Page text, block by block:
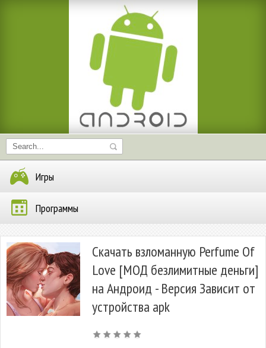
Игры
Программы
Скачать взломанную Perfume Of
Love [МОД безлимитные деньги]
на Андроид - Версия Зависит от
устройства apk